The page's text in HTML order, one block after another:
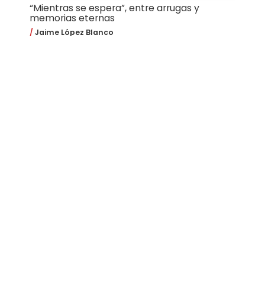
“Mientras se espera”, entre arrugas y
memorias eternas
Jaime López Blanco